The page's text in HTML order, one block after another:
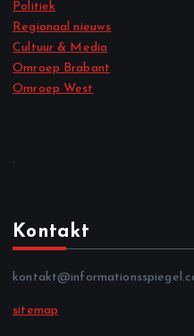
Politiek
Regionaal nieuws
Cultuur & Media
Omroep Brabant
Omroep West
.
Kontakt
sitemap